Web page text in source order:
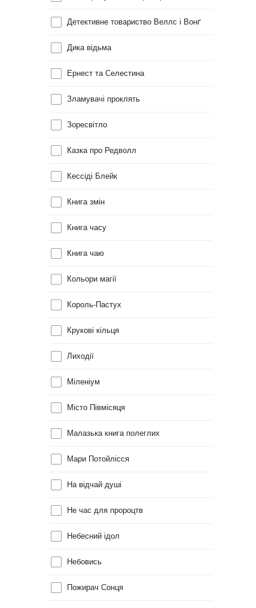
Детективне товариство Веллс і Вонґ
Дика відьма
Ернест та Селестина
Зламувачі проклять
Зоресвітло
Казка про Редволл
Кессіді Блейк
Книга змін
Книга часу
Книга чаю
Кольори магії
Король-Пастух
Крукові кільця
Лиходії
Міленіум
Місто Півмісяця
Малазька книга полеглих
Мари Потойлісся
На відчай душі
Не час для пророцтв
Небесний ідол
Небовись
Пожирач Сонця